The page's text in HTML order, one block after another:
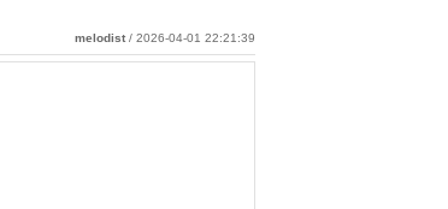
melodist / 2026-04-01 22:21:39